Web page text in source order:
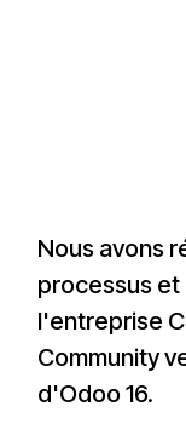
Nous avons
processus
l'entreprise
Community
d'Odoo 16.